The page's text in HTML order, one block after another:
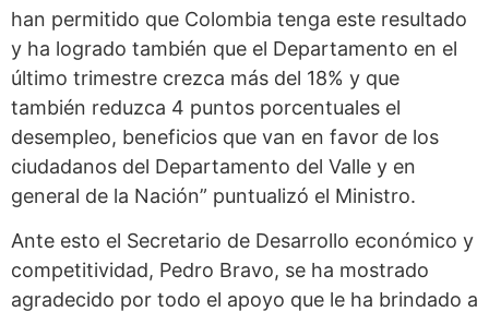
han permitido que Colombia tenga este resultado
y ha logrado también que el Departamento en el
último trimestre crezca más del 18% y que
también reduzca 4 puntos porcentuales el
desempleo, beneficios que van en favor de los
ciudadanos del Departamento del Valle y en
general de la Nación” puntualizó el Ministro.
Ante esto el Secretario de Desarrollo económico y
competitividad, Pedro Bravo, se ha mostrado
agradecido por todo el apoyo que le ha brindado a